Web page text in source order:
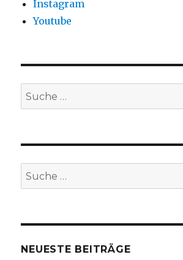
Instagram
Youtube
Suche
nach:
Suche
nach:
NEUESTE BEITRÄGE